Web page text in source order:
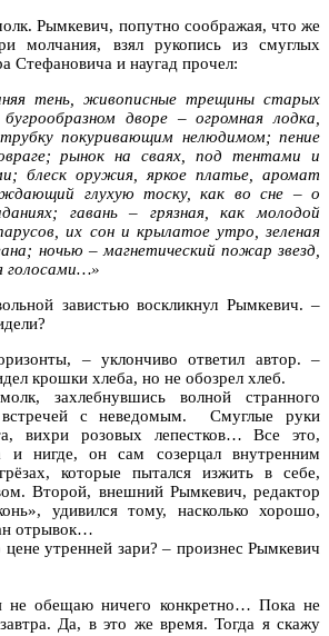
Рымкевич, попутно соображая, что же
молчания, взял рукопись из смуглых
Стефановича и наугад прочел:
тень, живописные трещины старых
дворе – огромная лодка,
покуривающим нелюдимом; пение
рынок на сваях, под тентами и
блеск оружия, яркое платье, аромат
глухую тоску, как во сне – о
гавань – грязная, как молодой
их сон и крылатое утро, зеленая
ночью – магнетический пожар звезд,
голосами…»
завистью воскликнул Рымкевич. –
– уклончиво ответил автор. –
крошки хлеба, но не обозрел хлеб.
захлебнувшись волной странного
встречей с неведомым. Смуглые руки
вихри розовых лепестков… Все это,
и нигде, он сам созерцал внутренним
которые пытался изжить в себе,
Второй, внешний Рымкевич, редактор
удивился тому, насколько хорошо,
отрывок…
утренней зари? – произнес Рымкевич
обещаю ничего конкретно… Пока не
Да, в это же время. Тогда я скажу